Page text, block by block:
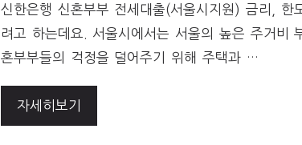
신한은행 신혼부부 전세대출(서울시지원) 금리, 한
려고 하는데요. 서울시에서는 서울의 높은 주거비
혼부부들의 걱정을 덜어주기 위해 주택과 …
자세히보기